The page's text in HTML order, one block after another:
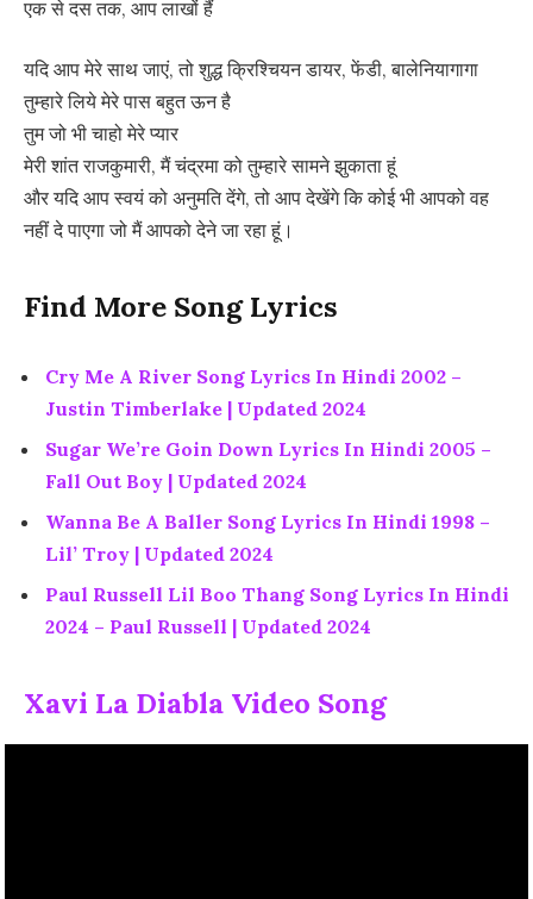
एक से दस तक, आप लाखों हैं
यदि आप मेरे साथ जाएं, तो शुद्ध क्रिश्चियन डायर, फेंडी, बालेनियागागा
तुम्हारे लिये मेरे पास बहुत ऊन है
तुम जो भी चाहो मेरे प्यार
मेरी शांत राजकुमारी, मैं चंद्रमा को तुम्हारे सामने झुकाता हूं
और यदि आप स्वयं को अनुमति देंगे, तो आप देखेंगे कि कोई भी आपको वह
नहीं दे पाएगा जो मैं आपको देने जा रहा हूं।
Find More Song Lyrics
Cry Me A River Song Lyrics In Hindi 2002 –
Justin Timberlake | Updated 2024
Sugar We’re Goin Down Lyrics In Hindi 2005 –
Fall Out Boy | Updated 2024
Wanna Be A Baller Song Lyrics In Hindi 1998 –
Lil’ Troy | Updated 2024
Paul Russell Lil Boo Thang Song Lyrics In Hindi
2024 – Paul Russell | Updated 2024
Xavi La Diabla Video Song